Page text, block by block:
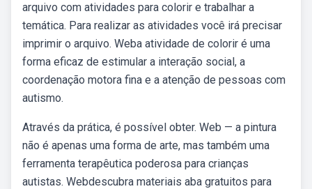
arquivo com atividades para colorir e trabalhar a
temática. Para realizar as atividades você irá precisar
imprimir o arquivo. Weba atividade de colorir é uma
forma eficaz de estimular a interação social, a
coordenação motora fina e a atenção de pessoas com
autismo.
Através da prática, é possível obter. Web — a pintura
não é apenas uma forma de arte, mas também uma
ferramenta terapêutica poderosa para crianças
autistas. Webdescubra materiais aba gratuitos para